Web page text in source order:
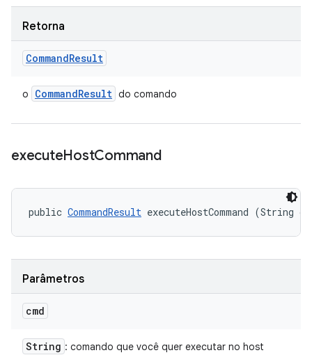
Retorna
CommandResult
o CommandResult do comando
executeHostCommand
public CommandResult executeHostCommand (String
Parâmetros
cmd
String : comando que você quer executar no host